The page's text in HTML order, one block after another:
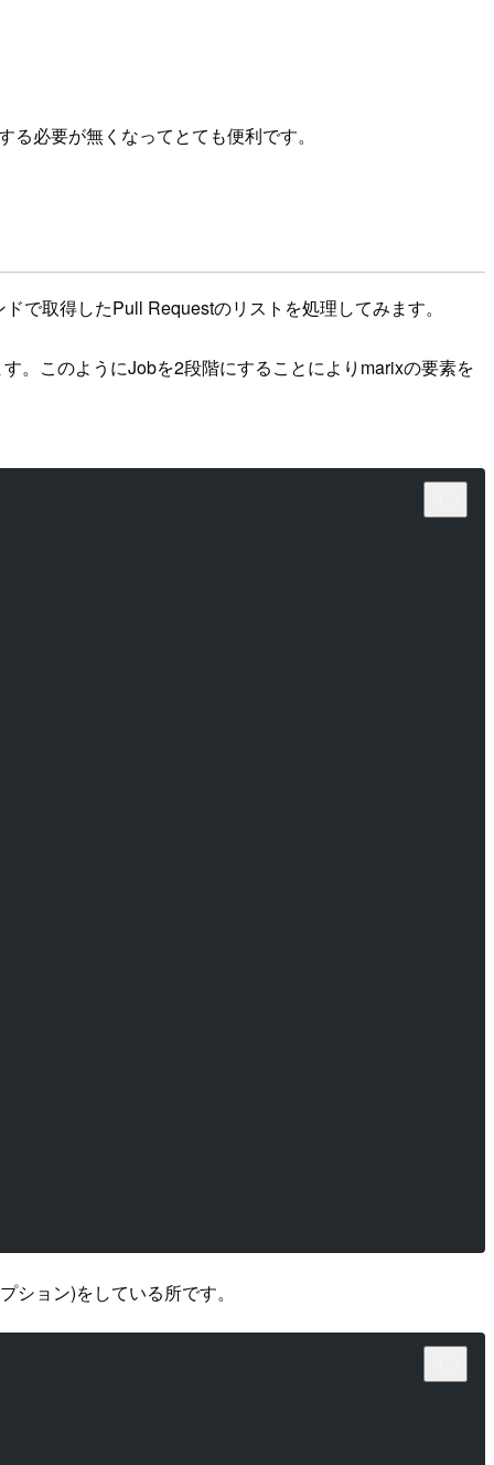
必要が無くなってとても便利です。
ドで取得したPull Requestのリストを処理してみます。
。このようにJobを2段階にすることによりmarixの要素を
ション)をしている所です。